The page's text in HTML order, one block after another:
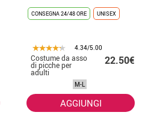
CONSEGNA 24/48 ORE UNISEX
4.34/5.00
Costume da asso
di picche per
adulti
22.50€
M-L
AGGIUNGI